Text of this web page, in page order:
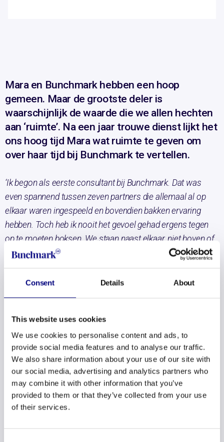
Consent Details About
This website uses cookies
We use cookies to personalise content and ads, to
provide social media features and to analyse our traffic.
We also share information about your use of our site with
our social media, advertising and analytics partners who
may combine it with other information that you’ve
provided to them or that they’ve collected from your use
of their services.
Mara en Bunchmark hebben een hoop
gemeen. Maar de grootste deler is
waarschijnlijk de waarde die we allen hechten
aan ‘ruimte’. Na een jaar trouwe dienst lijkt het
ons hoog tijd Mara wat ruimte te geven om
over haar tijd bij Bunchmark te vertellen.
‘Ik begon als eerste consultant bij Bunchmark. Dat was
even spannend tussen zeven partners die allemaal al op
elkaar waren ingespeeld en bovendien bakken ervaring
hebben. Toch heb ik nooit het gevoel gehad ergens tegen
op te moeten boksen. We staan naast elkaar, niet boven of
onder elkaar.
aan de slag te gaan. Ik mocht overal meekijken, werd
betrokken bij beslissingen en het uitzetten van koersen.
Kortom, ik kreeg alle ruimte. Ruimte om te laten zien wat ik
Soms is die ruimte ook wel groot. Voor mij heerlijk, maar ik
kan me voorstellen dat dat niet voor iedereen fijn is. Omdat
we allemaal veel weg zijn en bij klanten zitten, kan je soms
ook écht een paar dagen op jezelf aangewezen zijn. Niet
dat er niemand bereikbaar is, zeker niet, maar er is ook